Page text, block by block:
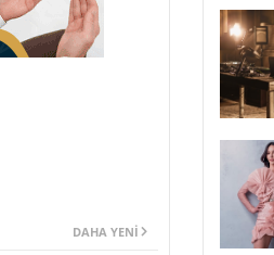
DAHA YENI